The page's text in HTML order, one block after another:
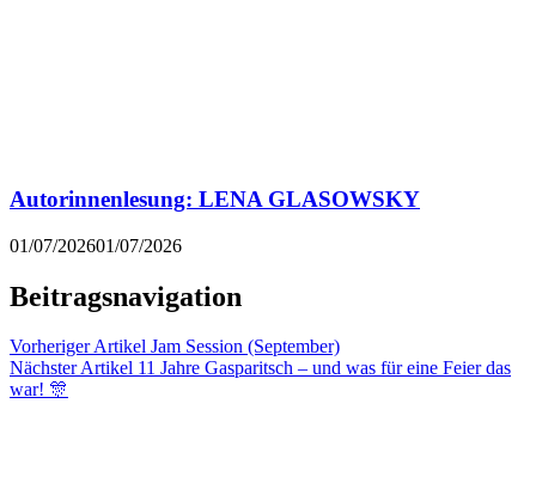
Autorinnenlesung: LENA GLASOWSKY
01/07/202601/07/2026
Beitragsnavigation
Vorheriger Artikel Jam Session (September)
Nächster Artikel 11 Jahre Gasparitsch – und was für eine Feier das
war! 🎊